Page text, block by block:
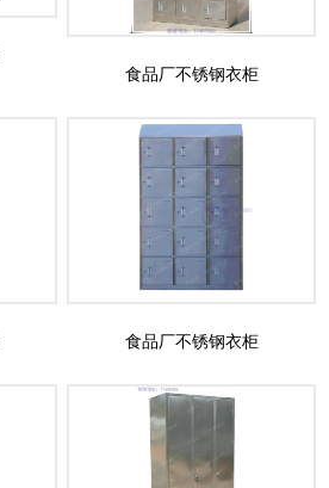
食品厂不锈钢衣柜
食品厂不锈钢衣柜